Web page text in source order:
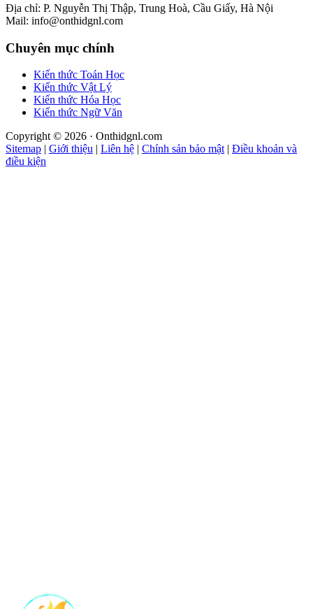
Địa chỉ: P. Nguyễn Thị Thập, Trung Hoà, Cầu Giấy, Hà Nội
Mail: info@onthidgnl.com
Chuyên mục chính
Kiến thức Toán Học
Kiến thức Vật Lý
Kiến thức Hóa Học
Kiến thức Ngữ Văn
Copyright © 2026 · Onthidgnl.com
Sitemap | Giới thiệu | Liên hệ | Chính sản bảo mật| Điều khoản và
điều kiện